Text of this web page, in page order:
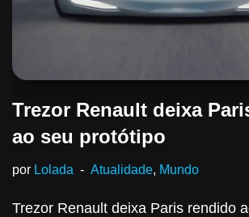
Trezor Renault deixa
ao seu protótipo
por Lolada Atualidade, Mundo
Trezor Renault deixa Paris rendido